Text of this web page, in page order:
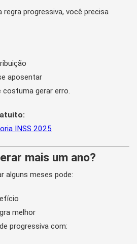
regra progressiva, você precisa
aposentar
costuma gerar erro.
INSS 2025
mais um ano?
alguns meses pode:
melhor
progressiva com: